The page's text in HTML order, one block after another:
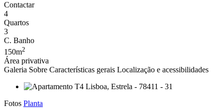
Contactar
4
Quartos
3
C. Banho
150m2
Área privativa
Galeria Sobre Características gerais Localização e acessibilidades
Fotos Planta